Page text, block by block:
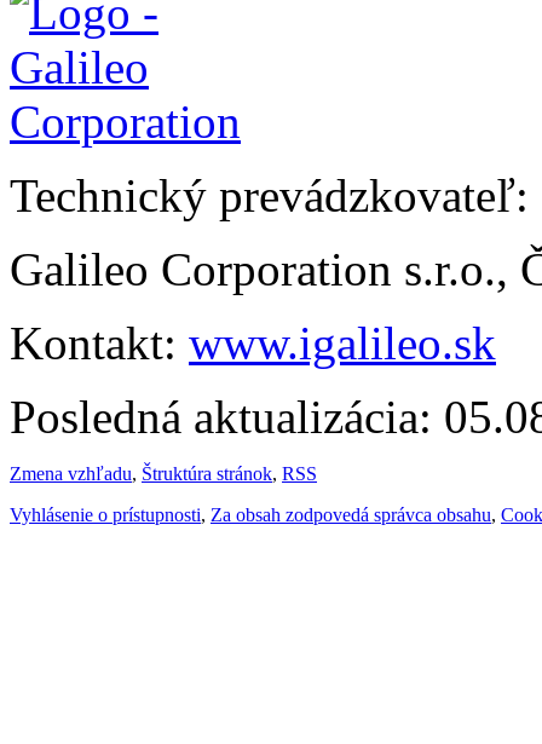
Technický prevádzkovateľ:
Galileo Corporation s.r.o.,
Kontakt: www.igalileo.sk
Posledná aktualizácia:
Zmena vzhľadu, Štruktúra stránok, RSS
Vyhlásenie o prístupnosti, Za obsah zodpovedá správca obsahu,